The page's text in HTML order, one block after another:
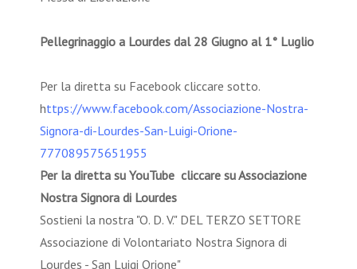
Pellegrinaggio a Lourdes dal 28 Giugno al 1° Luglio
Per la diretta su Facebook cliccare sotto.
https://www.facebook.com/Associazione-Nostra-
Signora-di-Lourdes-San-Luigi-Orione-
777089575651955
Per la diretta su YouTube cliccare su Associazione
Nostra Signora di Lourdes
Sostieni la nostra "O. D. V." DEL TERZO SETTORE
Associazione di Volontariato Nostra Signora di
Lourdes - San Luigi Orione"